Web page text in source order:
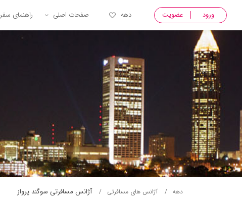
ورود عضویت دهه صفحات اصلی راهنمای سفر
دهه آژانس های مسافرتی آژانس مسافرتی سوگند پرواز